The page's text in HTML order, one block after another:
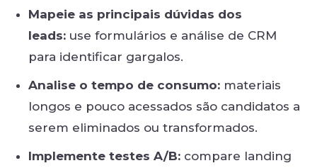
Mapeie as principais dúvidas dos
leads: use formulários e análise de CRM
para identificar gargalos.
Analise o tempo de consumo: materiais
longos e pouco acessados são candidatos a
serem eliminados ou transformados.
Implemente testes A/B: compare landing